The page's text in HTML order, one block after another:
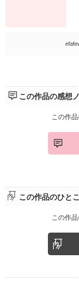
この作品の感想
この作
この作品のひと
この作